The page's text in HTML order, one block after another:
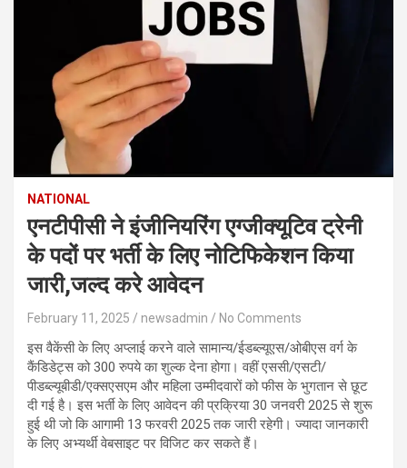
NATIONAL
एनटीपीसी ने इंजीनियरिंग एग्जीक्यूटिव ट्रेनी
के पदों पर भर्ती के लिए नोटिफिकेशन किया
जारी,जल्द करे आवेदन
February 11, 2025 newsadmin No Comments
इस वैकेंसी के लिए अप्लाई करने वाले सामान्य/ईडब्ल्यूएस/ओबीएस वर्ग के
कैंडिडेट्स को 300 रुपये का शुल्क देना होगा। वहीं एससी/एसटी/
पीडब्ल्यूबीडी/एक्सएसएम और महिला उम्मीदवारों को फीस के भुगतान से छूट
दी गई है। इस भर्ती के लिए आवेदन की प्रक्रिया 30 जनवरी 2025 से शुरू
हुई थी जो कि आगामी 13 फरवरी 2025 तक जारी रहेगी। ज्यादा जानकारी
के लिए अभ्यर्थी वेबसाइट पर विजिट कर सकते हैं।